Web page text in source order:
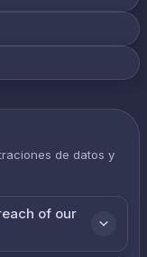
de datos y
of our